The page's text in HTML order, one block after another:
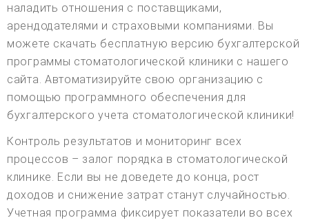
наладить отношения с поставщиками,
арендодателями и страховыми компаниями. Вы
можете скачать бесплатную версию бухгалтерской
программы стоматологической клиники с нашего
сайта. Автоматизируйте свою организацию с
помощью программного обеспечения для
бухгалтерского учета стоматологической клиники!
Контроль результатов и мониторинг всех
процессов – залог порядка в стоматологической
клинике. Если вы не доведете до конца, рост
доходов и снижение затрат станут случайностью.
Учетная программа фиксирует показатели во всех